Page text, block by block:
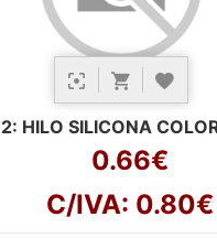
: HILO SILICONA
0.66€
C/IVA: 0.80€